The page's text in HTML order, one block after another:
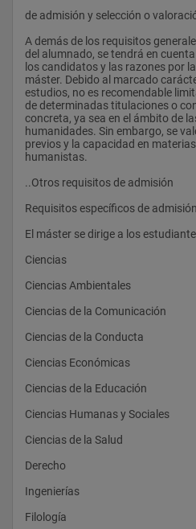
-Aprender alguna o varias de las
vehiculares de la ciencia a lo largo
culturas correspondientes.
-Adquirir las habilidades para
con criterios propios información
historiográfico.
-Adquirir la capacidad de
argumentos históricos y
expertas como no expertas.
-Desarrollar la capacidad para
histórico en aquellos ámbitos
comunicación y la enseñanza de
amplio.
-Ser capaz, finalmente, de
diferentes puntos de vista sobre
sociales de la ciencia a través de
. Objetivos formativos
El principal objetivo del máster es
entre ciencia y sociedad, a través
momento actual. El máster
los procesos que han configurado
medicina, en sus diferentes
material, social e institucional.
de admisión y selección o
A demás de los requisitos
del alumnado, se tendrá en
los candidatos y las razones por
máster. Debido al marcado
estudios, no es recomendable
de determinadas titulaciones o
concreta, ya sea en el ámbito de
humanidades. Sin embargo, se
previos y la capacidad en
humanistas.
..Otros requisitos de admisión
Requisitos específicos de
El máster se dirige a los
Ciencias
Ciencias Ambientales
Ciencias de la Comunicación
Ciencias de la Conducta
Ciencias Económicas
Ciencias de la Educación
Ciencias Humanas y Sociales
Ciencias de la Salud
Derecho
Ingenierías
Filología